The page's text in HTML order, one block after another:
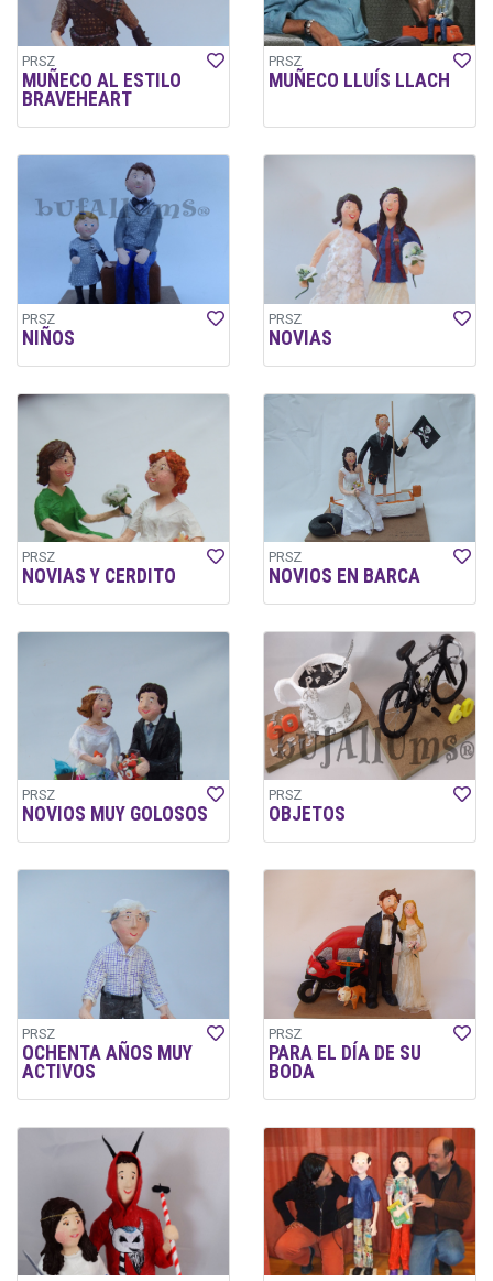
PRSZ
MUÑECO AL ESTILO
BRAVEHEART
PRSZ
MUÑECO LLUÍS LLACH
PRSZ
NIÑOS
PRSZ
NOVIAS
PRSZ
NOVIAS Y CERDITO
PRSZ
NOVIOS EN BARCA
PRSZ
NOVIOS MUY GOLOSOS
PRSZ
OBJETOS
PRSZ
OCHENTA AÑOS MUY
ACTIVOS
PRSZ
PARA EL DÍA DE SU
BODA